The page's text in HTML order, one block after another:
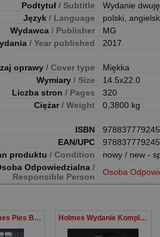
Podtytuł / Subtitle
Wydanie
Język / Language
polski,
Wydawca / Publisher
MG
/ Year published 2017
oprawy / Cover type
Miękka
Wymiary / Size
14.5x22.0
Liczba stron / Pages
320
Ciężar/ Weight 0,3800 kg
ISBN
EAN/UPC
produktu / Condition
nowy / new -
Odpowiedzialna /
Responsible Person
Osoba
Sherlock Holmes Pies Baskerville’ów Holmes Wydanie Kompletne Box